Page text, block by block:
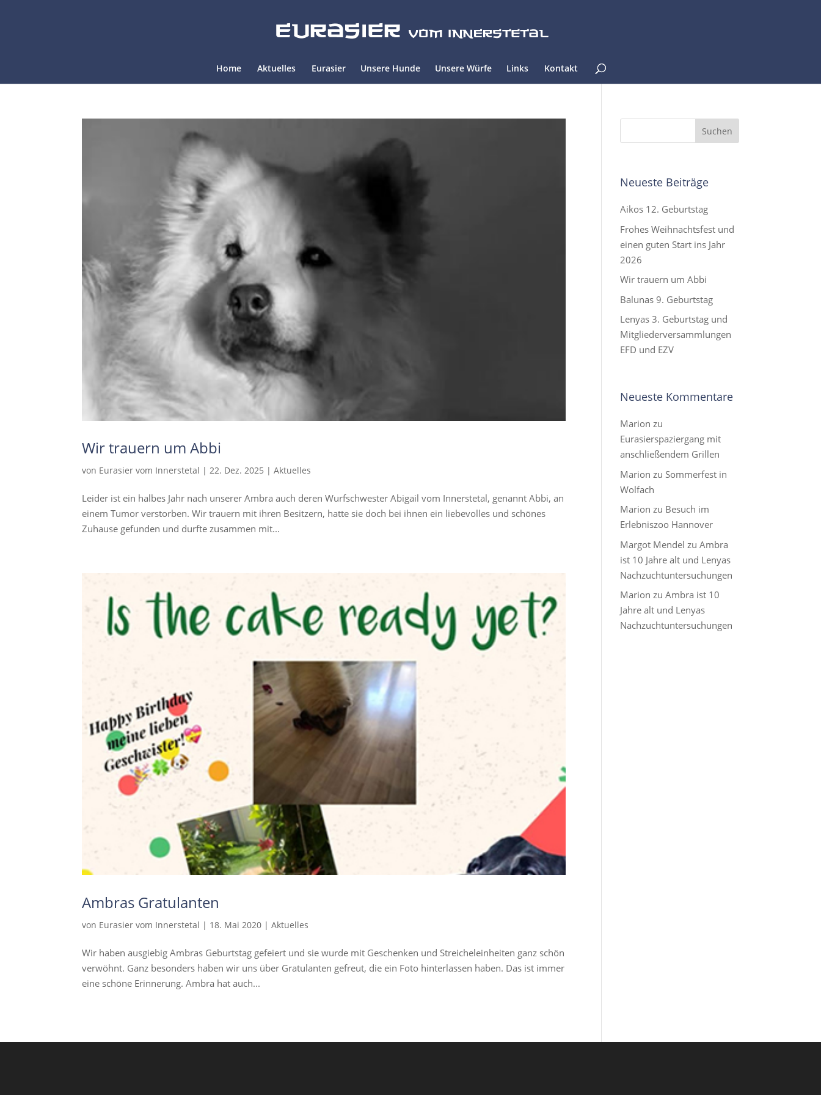
Home Aktuelles Eurasier Unsere Hunde Unsere Würfe Links Kontakt
Wir trauern um Abbi
von Eurasier vom Innerstetal | 22. Dez. 2025 |Aktuelles
Leider ist ein halbes Jahr nach unserer Ambra auch deren Wurfschwester Abigail vom Innerstetal, genannt Abbi, an
einem Tumor verstorben. Wir trauern mit ihren Besitzern, hatte sie doch bei ihnen ein liebevolles und schönes
Zuhause gefunden und durfte zusammen mit...
Ambras Gratulanten
von Eurasier vom Innerstetal | 18. Mai 2020 |Aktuelles
Wir haben ausgiebig Ambras Geburtstag gefeiert und sie wurde mit Geschenken und Streicheleinheiten ganz schön
verwöhnt. Ganz besonders haben wir uns über Gratulanten gefreut, die ein Foto hinterlassen haben. Das ist immer
eine schöne Erinnerung. Ambra hat auch...
Neueste Beiträge
Aikos 12. Geburtstag
Frohes Weihnachtsfest und
einen guten Start ins Jahr
2026
Wir trauern um Abbi
Balunas 9. Geburtstag
Lenyas 3. Geburtstag und
Mitgliederversammlungen
EFD und EZV
Neueste Kommentare
Marion zu
Eurasierspaziergang mit
anschließendem Grillen
Marion zu Sommerfest in
Wolfach
Marion zu Besuch im
Erlebniszoo Hannover
Margot Mendel zuAmbra
ist 10 Jahre alt und Lenyas
Nachzuchtuntersuchungen
Marion zuAmbra ist 10
Jahre alt und Lenyas
Nachzuchtuntersuchungen